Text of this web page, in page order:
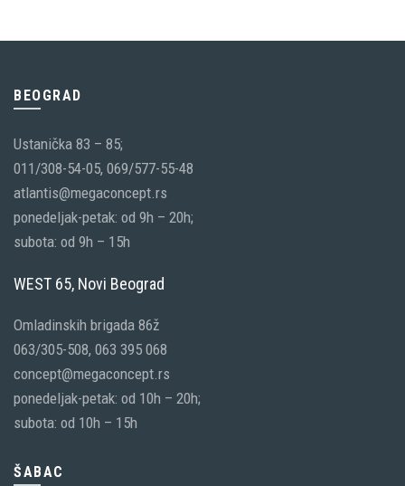
BEOGRAD
Ustanička 83 – 85;
011/308-54-05, 069/577-55-48
atlantis@megaconcept.rs
ponedeljak-petak: od 9h – 20h;
subota: od 9h – 15h
WEST 65, Novi Beograd
Omladinskih brigada 86ž
063/305-508, 063 395 068
concept@megaconcept.rs
ponedeljak-petak: od 10h – 20h;
subota: od 10h – 15h
ŠABAC